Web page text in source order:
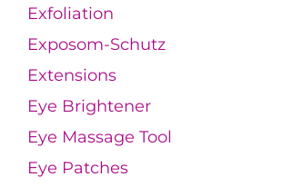
Exfoliation
Exposom-Schutz
Extensions
Eye Brightener
Eye Massage Tool
Eye Patches